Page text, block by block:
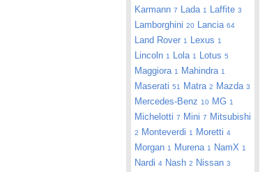
Karmann 7 Lada 1 Laffite 3
Lamborghini 20 Lancia 64
Land Rover 1 Lexus 1
Lincoln 1 Lola 1 Lotus 5
Maggiora 1 Mahindra 1
Maserati 51 Matra 2 Mazda 3
Mercedes-Benz 10 MG 1
Michelotti 7 Mini 7 Mitsubishi
2 Monteverdi 1 Moretti 4
Morgan 1 Murena 1 NamX 1
Nardi 4 Nash 2 Nissan 3